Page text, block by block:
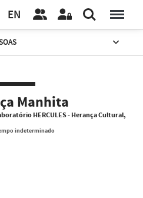
EN
Manhita
HERCULES - Herança Cultural,
indeterminado